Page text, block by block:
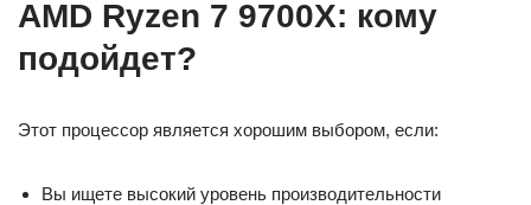
AMD Ryzen 7 9700X: кому
подойдет?
Этот процессор является хорошим выбором, если:
Вы ищете высокий уровень производительности